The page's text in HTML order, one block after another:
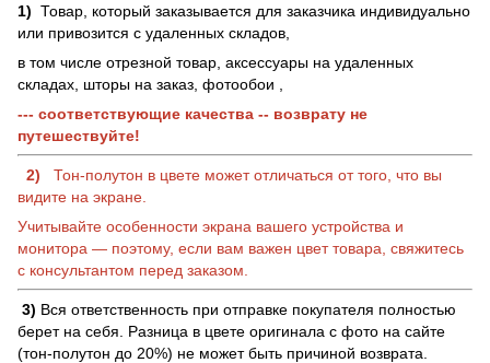
1) Товар, который заказывается для заказчика индивидуально
или привозится с удаленных складов,
в том числе отрезной товар, аксессуары на удаленных
складах, шторы на заказ, фотообои ,
--- соответствующие качества -- возврату не
путешествуйте!
2)
Тон-полутон в цвете может отличаться от того, что вы
видите на экране.
Учитывайте особенности экрана вашего устройства и
монитора — поэтому, если вам важен цвет товара, свяжитесь
с консультантом перед заказом.
3) Вся ответственность при отправке покупателя полностью
берет на себя. Разница в цвете оригинала с фото на сайте
(тон-полутон до 20%) не может быть причиной возврата.